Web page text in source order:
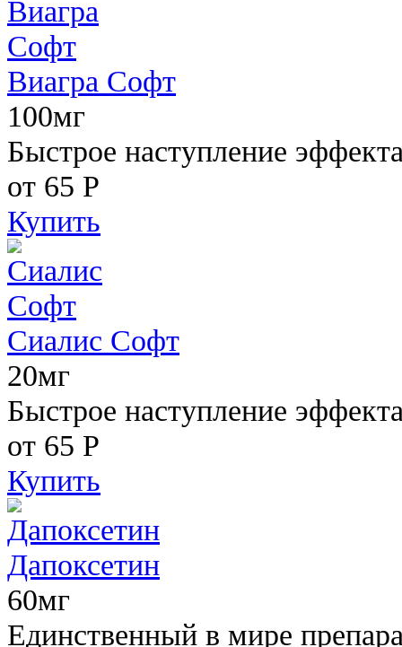
Виагра Софт
100мг
Быстрое наступление
от 65 Р
Купить
Сиалис Софт
20мг
Быстрое наступление
от 65 Р
Купить
Дапоксетин
60мг
Единственный в мире